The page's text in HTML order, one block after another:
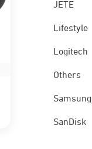
JETE
Lifestyle
Logitech
Others
Samsung
SanDisk